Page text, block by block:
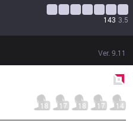
143 3.5
Ver. 9.11
18 17 18 17 14